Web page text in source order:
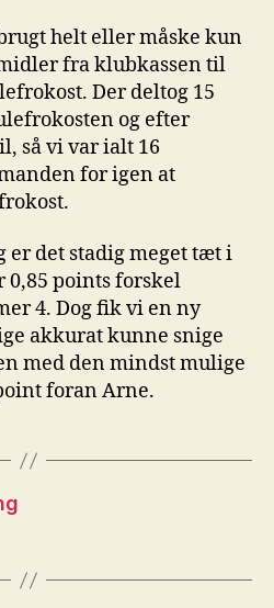
helt eller måske kun
fra klubkassen til
Der deltog 15
og efter
så vi var ialt 16
for igen at
er det stadig meget tæt i
0,85 points forskel
4. Dog fik vi en ny
akkurat kunne snige
med den mindst mulige
foran Arne.